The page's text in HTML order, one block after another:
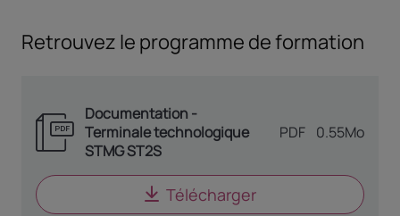
Retrouvez le programme de formation
Documentation -
Terminale technologique
STMG ST2S
TYPE DE
PDF 0.55Mo
Téléchargerle document